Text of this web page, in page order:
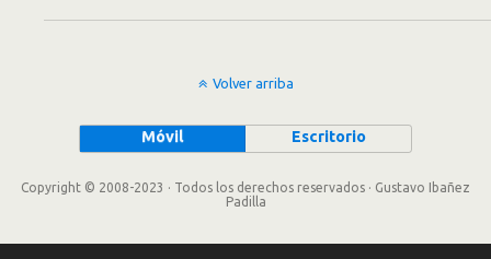
Volver arriba
Móvil Escritorio
Copyright © 2008-2023 · Todos los derechos reservados · Gustavo Ibañez
Padilla